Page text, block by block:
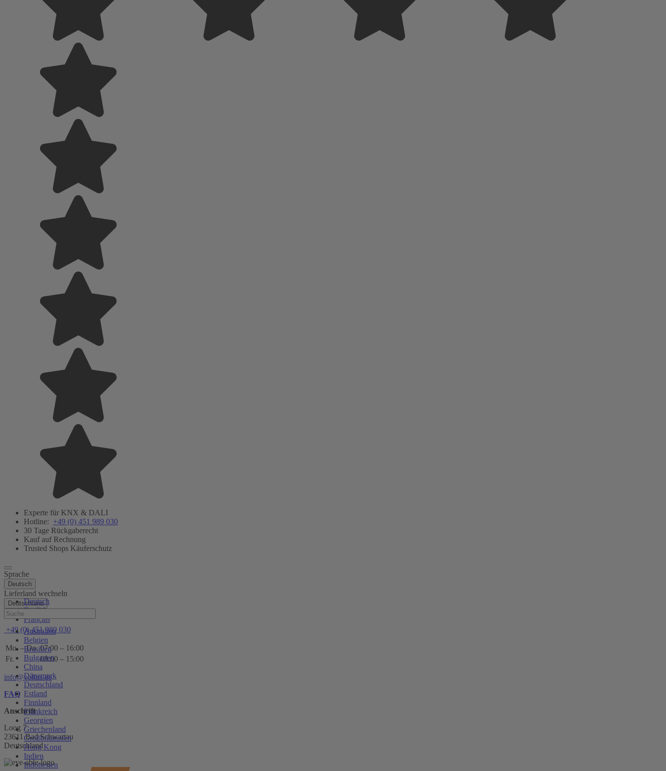
Experte für KNX & DALI
Hotline: +49 (0) 451 989 030
30 Tage Rückgaberecht
Kauf auf Rechnung
Trusted Shops Käuferschutz
Sprache
Deutsch
Deutsch
English
Français
Lieferland wechseln
Deutschland
Australien
Belgien
Brasilien
Bulgarien
China
Dänemark
Deutschland
Estland
Finnland
Frankreich
Georgien
Griechenland
Großbritannien
Hong Kong
Indien
Indonesien
Hilfe
+49 (0) 451 989 030
Mo. – Do. 07:00 – 16:00
Fr.
08:00 – 15:00
info@voltus.de
FAQ
Anschrift
Loog 7
23611 Bad Schwartau
Deutschland